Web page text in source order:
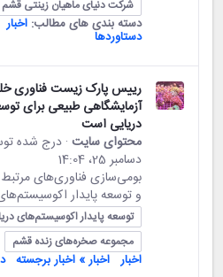
شرکت دنیای ماهیان زینتی قشم
دسته بندی های مطالب: اخبار
دستاوردها
رییس پارک زیست فناوری
آزمایشگاهی طبیعی برای
دریایی است
محتوای سایت · درج شده
دسامبر 25،‏ 14:04
بومی‌سازی فناوری‌های
و توسعه پایدار
توسعه پایدار اکوسیستم‌های
مجموعه صخره‌های زنده قشم
اخبار اخبار » اخبار برجسته